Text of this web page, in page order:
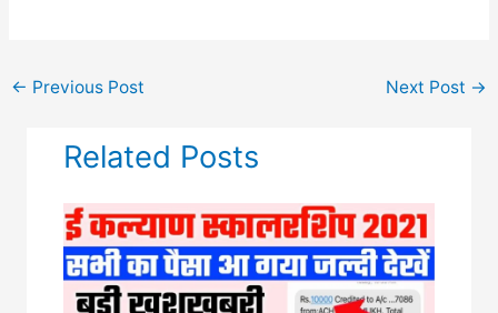
← Previous Post Next Post →
Related Posts